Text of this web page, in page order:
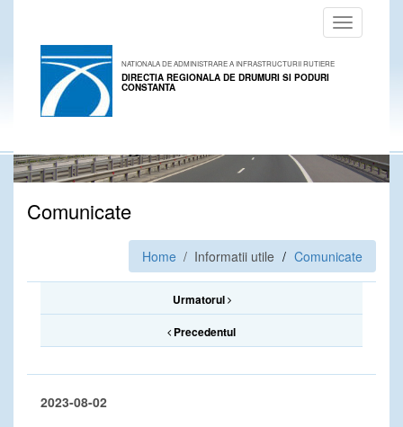
Toggle
navigation
NATIONALA DE ADMINISTRARE A INFRASTRUCTURII RUTIERE
DIRECTIA REGIONALA DE DRUMURI SI PODURI
CONSTANTA
Comunicate
Home / Informatii utile Comunicate
Urmatorul
Precedentul
2023-08-02